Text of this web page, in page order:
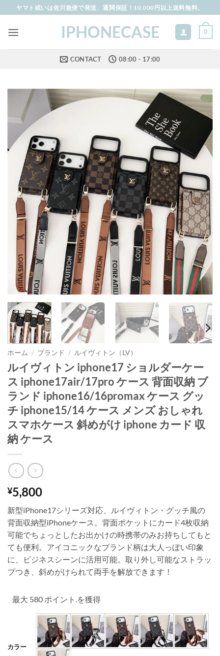
to
content
ヤマト或いは佐川急便で発送、通関保証！10,000円以上送料無料。
IPHONECASE 0
CONTACT 08:00 - 17:00
ホーム / ブランド / ルイヴィトン（LV）
ルイヴィトン iphone17 ショルダーケー
ス iphone17air/17pro ケース 背面収納 ブ
ランド iphone16/16promax ケース グッ
チ iphone15/14 ケース メンズ おしゃれ
スマホケース 斜めがけ iphone カード 収
納 ケース
¥5,800
新型iPhone17シリーズ対応、ルイヴィトン・グッチ風の
背面収納型iPhoneケース。背面ポケットにカード4枚収納
可能でちょっとしたお出かけの時携帯のみお持ちしてもと
ても便利。アイコニックなブランド柄は大人っぽい印象
に、ビジネスシーンに活用可能。取り外し可能なストラッ
プつき、斜めがけられて両手を解放できます！
最大 580 ポイント.を獲得
カラー